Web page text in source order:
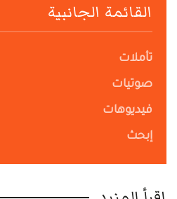
القائمة الجانبية
تأملات
صوتيات
فيديوهات
إبحث